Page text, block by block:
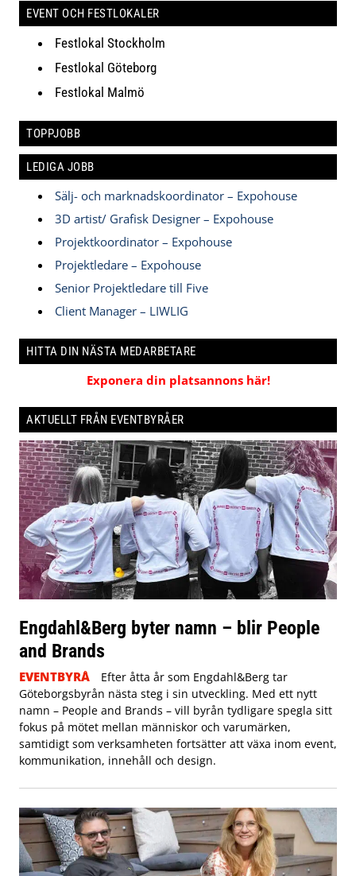
EVENT OCH FESTLOKALER
Festlokal Stockholm
Festlokal Göteborg
Festlokal Malmö
TOPPJOBB
LEDIGA JOBB
Sälj- och marknadskoordinator – Expohouse
3D artist/ Grafisk Designer – Expohouse
Projektkoordinator – Expohouse
Projektledare – Expohouse
Senior Projektledare till Five
Client Manager – LIWLIG
HITTA DIN NÄSTA MEDARBETARE
Exponera din platsannons här!
AKTUELLT FRÅN EVENTBYRÅER
Engdahl&Berg byter namn – blir People
and Brands
EVENTBYRÅ
Efter åtta år som Engdahl&Berg tar
Göteborgsbyrån nästa steg i sin utveckling. Med ett nytt
namn – People and Brands – vill byrån tydligare spegla sitt
fokus på mötet mellan människor och varumärken,
samtidigt som verksamheten fortsätter att växa inom event,
kommunikation, innehåll och design.